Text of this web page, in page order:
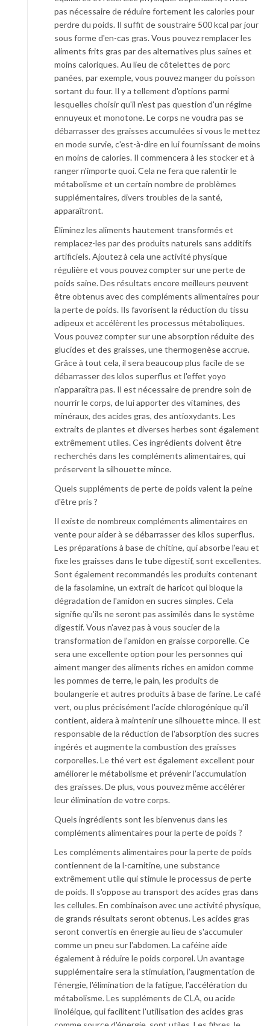
pas nécessaire de réduire fortement les calories pour
perdre du poids. Il suffit de soustraire 500 kcal par jour
sous forme d'en-cas gras. Vous pouvez remplacer les
aliments frits gras par des alternatives plus saines et
moins caloriques. Au lieu de côtelettes de porc
panées, par exemple, vous pouvez manger du poisson
sortant du four. Il y a tellement d'options parmi
lesquelles choisir qu'il n'est pas question d'un régime
ennuyeux et monotone. Le corps ne voudra pas se
débarrasser des graisses accumulées si vous le mettez
en mode survie, c'est-à-dire en lui fournissant de moins
en moins de calories. Il commencera à les stocker et à
ranger n'importe quoi. Cela ne fera que ralentir le
métabolisme et un certain nombre de problèmes
supplémentaires, divers troubles de la santé,
apparaîtront.
Éliminez les aliments hautement transformés et
remplacez-les par des produits naturels sans additifs
artificiels. Ajoutez à cela une activité physique
régulière et vous pouvez compter sur une perte de
poids saine. Des résultats encore meilleurs peuvent
être obtenus avec des compléments alimentaires pour
la perte de poids. Ils favorisent la réduction du tissu
adipeux et accélèrent les processus métaboliques.
Vous pouvez compter sur une absorption réduite des
glucides et des graisses, une thermogenèse accrue.
Grâce à tout cela, il sera beaucoup plus facile de se
débarrasser des kilos superflus et l'effet yoyo
n'apparaîtra pas. Il est nécessaire de prendre soin de
nourrir le corps, de lui apporter des vitamines, des
minéraux, des acides gras, des antioxydants. Les
extraits de plantes et diverses herbes sont également
extrêmement utiles. Ces ingrédients doivent être
recherchés dans les compléments alimentaires, qui
préservent la silhouette mince.
Quels suppléments de perte de poids valent la peine
d'être pris ?
Il existe de nombreux compléments alimentaires en
vente pour aider à se débarrasser des kilos superflus.
Les préparations à base de chitine, qui absorbe l'eau et
fixe les graisses dans le tube digestif, sont excellentes.
Sont également recommandés les produits contenant
de la fasolamine, un extrait de haricot qui bloque la
dégradation de l'amidon en sucres simples. Cela
signifie qu'ils ne seront pas assimilés dans le système
digestif. Vous n'avez pas à vous soucier de la
transformation de l'amidon en graisse corporelle. Ce
sera une excellente option pour les personnes qui
aiment manger des aliments riches en amidon comme
les pommes de terre, le pain, les produits de
boulangerie et autres produits à base de farine. Le café
vert, ou plus précisément l'acide chlorogénique qu'il
contient, aidera à maintenir une silhouette mince. Il est
responsable de la réduction de l'absorption des sucres
ingérés et augmente la combustion des graisses
corporelles. Le thé vert est également excellent pour
améliorer le métabolisme et prévenir l'accumulation
des graisses. De plus, vous pouvez même accélérer
leur élimination de votre corps.
Quels ingrédients sont les bienvenus dans les
compléments alimentaires pour la perte de poids ?
Les compléments alimentaires pour la perte de poids
contiennent de la l-carnitine, une substance
extrêmement utile qui stimule le processus de perte
de poids. Il s'oppose au transport des acides gras dans
les cellules. En combinaison avec une activité physique,
de grands résultats seront obtenus. Les acides gras
seront convertis en énergie au lieu de s'accumuler
comme un pneu sur l'abdomen. La caféine aide
également à réduire le poids corporel. Un avantage
supplémentaire sera la stimulation, l'augmentation de
l'énergie, l'élimination de la fatigue, l'accélération du
métabolisme. Les suppléments de CLA, ou acide
linoléique, qui facilitent l'utilisation des acides gras